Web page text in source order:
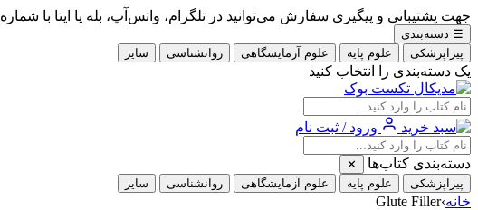
جهت پشتیبانی و پیگیری سفارش می‌توانید در تلگرام، واتس‌آپ، بله یا ایتا با شماره 09353900405 در ارتباط باشید.
☰ دسته‌بندی
پیراپزشکی
علوم پایه علوم آزمایشگاهی روانشناسی سایر
یک دسته‌بندی را انتخاب کنید
ورود / ثبت نام
دسته‌بندی کتاب‌ها
✕
پیراپزشکی
علوم پایه علوم آزمایشگاهی روانشناسی سایر
خانه›
Glute Filler